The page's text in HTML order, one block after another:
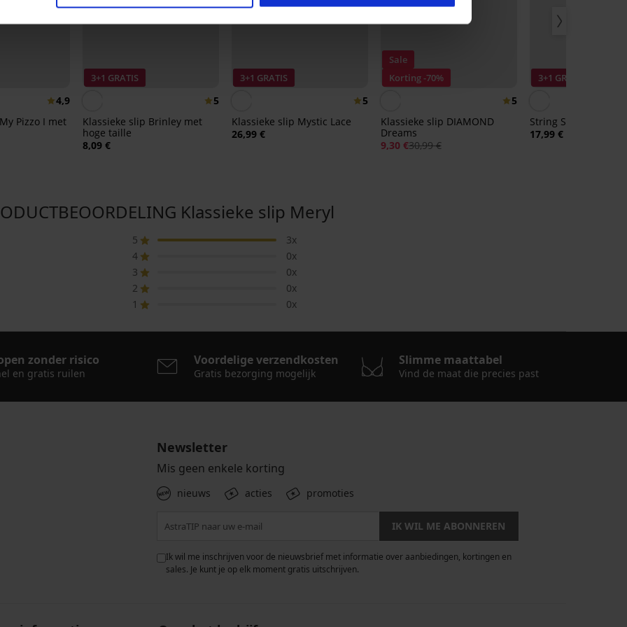
4,9
Pizzo I met
3+1 GRATIS
5
Klassieke slip Brinley met
hoge taille
8,09 €
3+1 GRATIS
5
Klassieke slip Mystic Lace
26,99 €
Sale
Korting -70%
5
Klassieke slip DIAMOND
Dreams
9,30 €30,99 €
3+1 GRATIS
String Sherlley
17,99 €
Klassieke slip Meryl
5
3x
4
0x
3
0x
2
0x
1
0x
zonder risico
en gratis ruilen
Voordelige verzendkosten
Gratis bezorging mogelijk
Slimme maattabel
Vind de maat die precies past
Newsletter
Mis geen enkele korting
nieuws acties promoties
IK WIL ME ABONNEREN
Ik wil me inschrijven voor de nieuwsbrief met informatie over aanbiedingen, kortingen en
sales. Je kunt je op elk moment gratis uitschrijven.